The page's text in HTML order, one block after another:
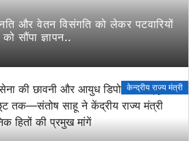
और वेतन विसंगति को लेकर पटवारियों
सौंपा ज्ञापन..
केन्द्रीय राज्य मंत्री